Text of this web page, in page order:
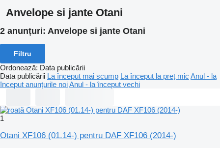
Anvelope si jante Otani
2 anunțuri: Anvelope si jante Otani
Filtru
Ordonează: Data publicării
Data publicării La început mai scump La început la preț mic Anul - la
început anunțurile noiAnul - la început vechi
1
Otani XF106 (01.14-) pentru DAF XF106 (2014-)